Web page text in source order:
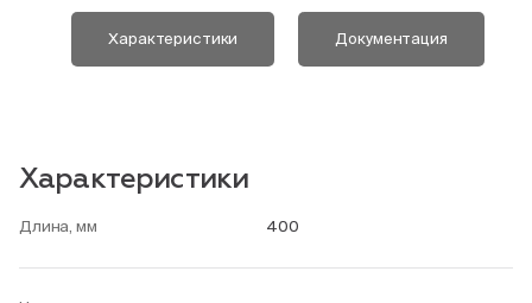
Характеристики Документация
Характеристики
Длина, мм 400